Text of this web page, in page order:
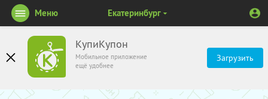
КупиКупон
Мобильное приложение
ещё удобнее
Загрузить
Меню Екатеринбург